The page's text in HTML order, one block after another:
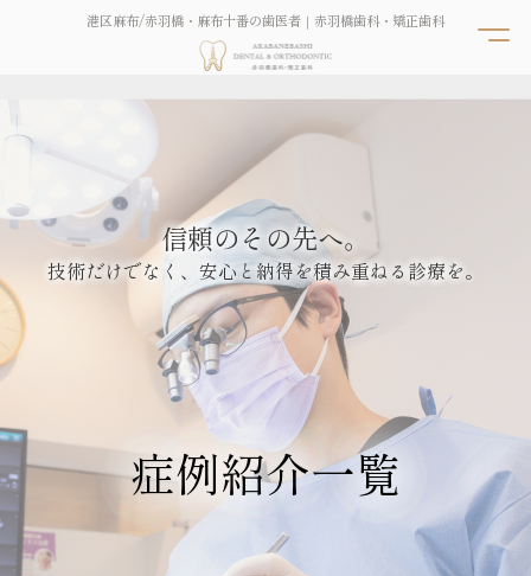
港区麻布/赤羽橋・麻布十番の歯医者｜赤羽橋歯科・矯正歯科
症例紹介一覧
信頼のその先へ。
技術だけでなく、安心と納得を積み重ねる診療を。